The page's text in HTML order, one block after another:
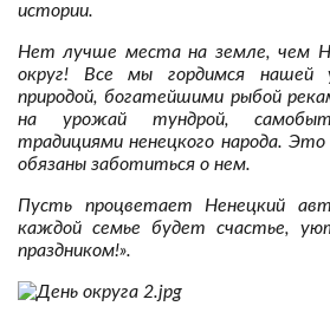
истории.
Нет лучше места на земле, чем
округ! Все мы гордимся нашей
природой, богатейшими рыбой
на урожай тундрой,
традициями ненецкого народа.
обязаны заботиться о нем.
Пусть процветает Ненецкий
каждой семье будет счастье,
праздником!».